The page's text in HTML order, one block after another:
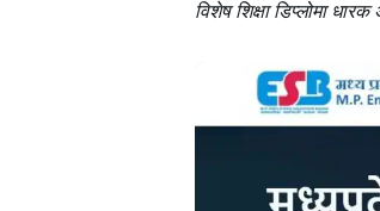
विशेष शिक्षा डिप्लोमा